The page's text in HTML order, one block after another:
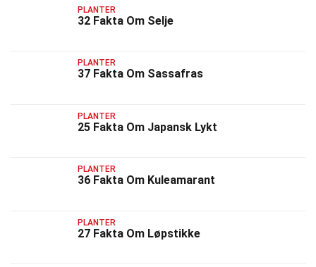
PLANTER
32 Fakta Om Selje
PLANTER
37 Fakta Om Sassafras
PLANTER
25 Fakta Om Japansk Lykt
PLANTER
36 Fakta Om Kuleamarant
PLANTER
27 Fakta Om Løpstikke